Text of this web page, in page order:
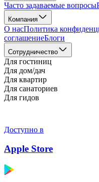
Часто задаваемые вопросы
Компания
О насПолитика
соглашениеБлоги
Cотрудничество
Для гостиниц
Для дом/дач
Для квартир
Для санаториев
Для гидов
Доступно в
Apple Store